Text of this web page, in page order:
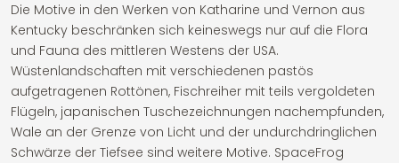
Die Motive in den Werken von Katharine und Vernon aus
Kentucky beschränken sich keineswegs nur auf die Flora
und Fauna des mittleren Westens der USA.
Wüstenlandschaften mit verschiedenen pastös
aufgetragenen Rottönen, Fischreiher mit teils vergoldeten
Flügeln, japanischen Tuschezeichnungen nachempfunden,
Wale an der Grenze von Licht und der undurchdringlichen
Schwärze der Tiefsee sind weitere Motive. SpaceFrog